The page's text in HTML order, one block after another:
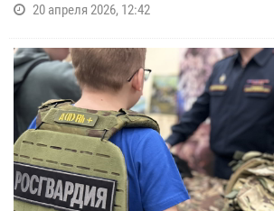
20 апреля 2026, 12:42